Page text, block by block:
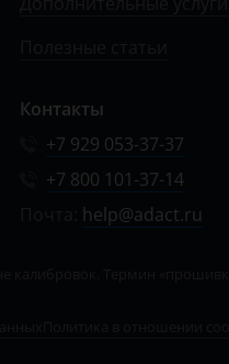
Контакты
+7 929 053-37-37
+7 800 101-37-14
help@adact.ru